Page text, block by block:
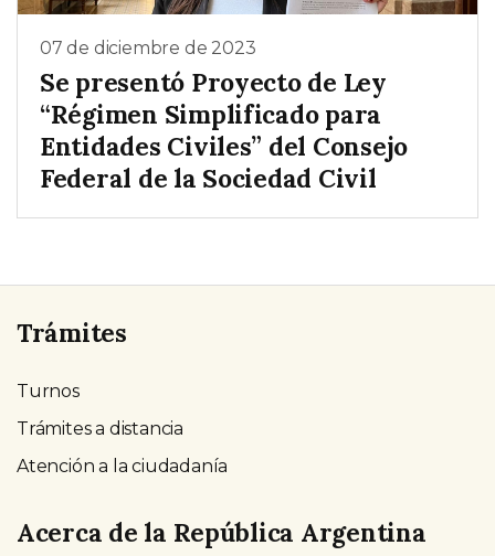
07 de diciembre de 2023
Se presentó Proyecto de Ley
“Régimen Simplificado para
Entidades Civiles” del Consejo
Federal de la Sociedad Civil
Trámites
Turnos
Trámites a distancia
Atención a la ciudadanía
Acerca de la República Argentina